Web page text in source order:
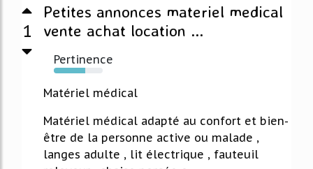
1
Petites annonces materiel medical
vente achat location ...
Pertinence
64%
Matériel médical
Matériel médical adapté au confort et bien-
être de la personne active ou malade ,
langes adulte , lit électrique , fauteuil